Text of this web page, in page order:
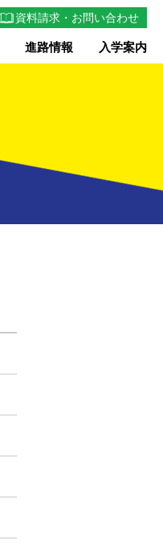
進路情報 入学案内
資料請求・お問い合わせ